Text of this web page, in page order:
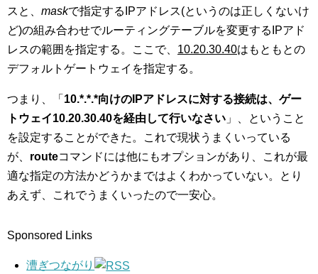
スと、 maskで指定するIPアドレス(というのは正しくないけ
ど)の組み合わせでルーティングテーブルを変更するIPアド
レスの範囲を指定する。ここで、 10.20.30.40はもともとの
デフォルトゲートウェイを指定する。
つまり、「 10.*.*.*向けのIPアドレスに対する接続は、ゲー
トウェイ10.20.30.40を経由して行いなさい 」、ということ
を設定することができた。これで現状うまくいっている
が、 routeコマンドには他にもオプションがあり、これが最
適な指定の方法かどうかまではよくわかっていない。とり
あえず、これでうまくいったので一安心。
Sponsored Links
漕ぎつながり